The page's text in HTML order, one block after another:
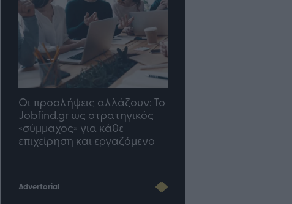
TP Greece: Πώς
διαμορφώνεται το μέλλον
του Insurance στην εποχή
του AI
Advertorial